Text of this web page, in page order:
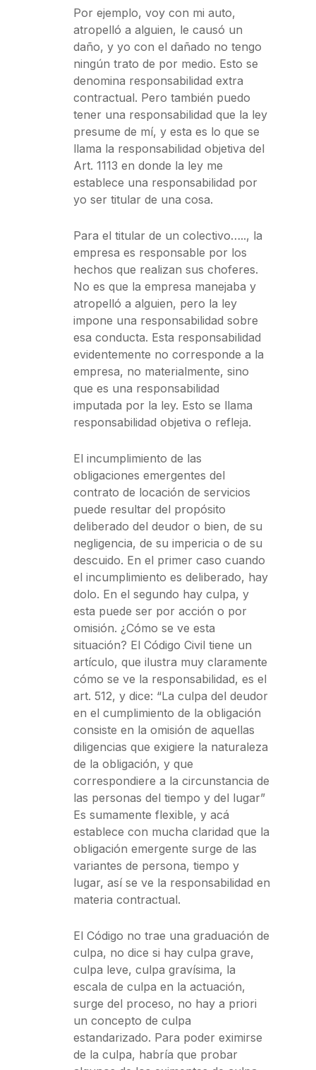
Por ejemplo, voy con mi auto,
atropelló a alguien, le causó un
daño, y yo con el dañado no tengo
ningún trato de por medio. Esto se
denomina responsabilidad extra
contractual. Pero también puedo
tener una responsabilidad que la ley
presume de mí, y esta es lo que se
llama la responsabilidad objetiva del
Art. 1113 en donde la ley me
establece una responsabilidad por
yo ser titular de una cosa.
Para el titular de un colectivo….., la
empresa es responsable por los
hechos que realizan sus choferes.
No es que la empresa manejaba y
atropelló a alguien, pero la ley
impone una responsabilidad sobre
esa conducta. Esta responsabilidad
evidentemente no corresponde a la
empresa, no materialmente, sino
que es una responsabilidad
imputada por la ley. Esto se llama
responsabilidad objetiva o refleja.
El incumplimiento de las
obligaciones emergentes del
contrato de locación de servicios
puede resultar del propósito
deliberado del deudor o bien, de su
negligencia, de su impericia o de su
descuido. En el primer caso cuando
el incumplimiento es deliberado, hay
dolo. En el segundo hay culpa, y
esta puede ser por acción o por
omisión. ¿Cómo se ve esta
situación? El Código Civil tiene un
artículo, que ilustra muy claramente
cómo se ve la responsabilidad, es el
art. 512, y dice: “La culpa del deudor
en el cumplimiento de la obligación
consiste en la omisión de aquellas
diligencias que exigiere la naturaleza
de la obligación, y que
correspondiere a la circunstancia de
las personas del tiempo y del lugar”
Es sumamente flexible, y acá
establece con mucha claridad que la
obligación emergente surge de las
variantes de persona, tiempo y
lugar, así se ve la responsabilidad en
materia contractual.
El Código no trae una graduación de
culpa, no dice si hay culpa grave,
culpa leve, culpa gravísima, la
escala de culpa en la actuación,
surge del proceso, no hay a priori
un concepto de culpa
estandarizado. Para poder eximirse
de la culpa, habría que probar